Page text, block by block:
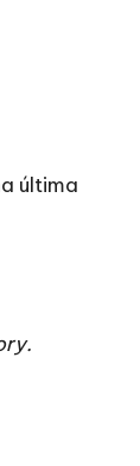
última